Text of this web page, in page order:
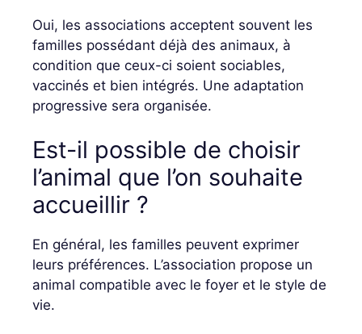
Oui, les associations acceptent souvent les
familles possédant déjà des animaux, à
condition que ceux-ci soient sociables,
vaccinés et bien intégrés. Une adaptation
progressive sera organisée.
Est-il possible de choisir
l’animal que l’on souhaite
accueillir ?
En général, les familles peuvent exprimer
leurs préférences. L’association propose un
animal compatible avec le foyer et le style de
vie.